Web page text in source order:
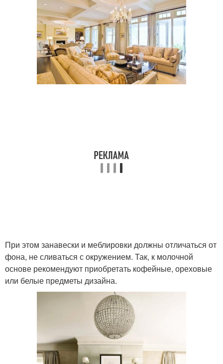
При этом занавески и меблировки должны отличаться от
фона, не сливаться с окружением. Так, к молочной
основе рекомендуют приобретать кофейные, ореховые
или белые предметы дизайна.